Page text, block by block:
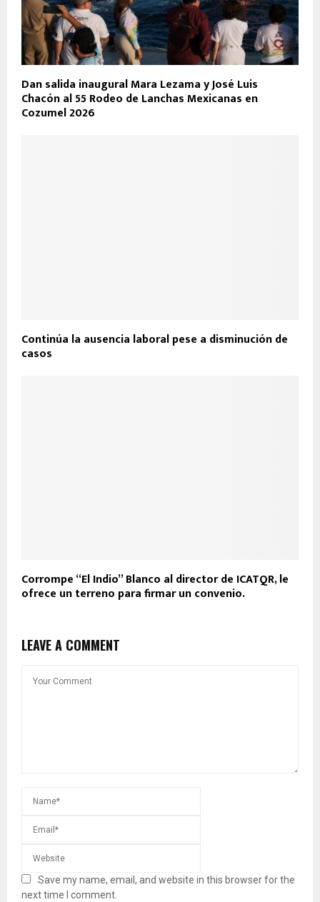
Dan salida inaugural Mara Lezama y José Luis
Chacón al 55 Rodeo de Lanchas Mexicanas en
Cozumel 2026
Continúa la ausencia laboral pese a disminución de
casos
Corrompe “El Indio” Blanco al director de ICATQR, le
ofrece un terreno para firmar un convenio.
LEAVE A COMMENT
Save my name, email, and website in this browser for the
next time I comment.